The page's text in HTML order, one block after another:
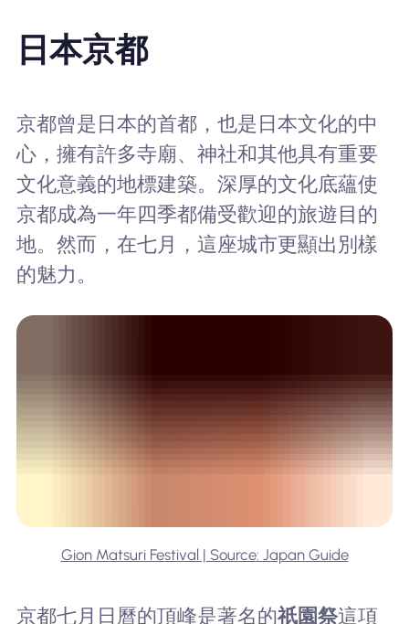
日本京都
京都曾是日本的首都，也是日本文化的中
心，擁有許多寺廟、神社和其他具有重要
文化意義的地標建築。深厚的文化底蘊使
京都成為一年四季都備受歡迎的旅遊目的
地。然而，在七月，這座城市更顯出別樣
的魅力。
Gion Matsuri Festival | Source: Japan Guide
京都七月日曆的頂峰是著名的祇園祭這項